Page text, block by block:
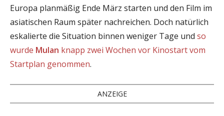
Europa planmäßig Ende März starten und den Film im
asiatischen Raum später nachreichen. Doch natürlich
eskalierte die Situation binnen weniger Tage und so
wurde Mulan knapp zwei Wochen vor Kinostart vom
Startplan genommen.
ANZEIGE